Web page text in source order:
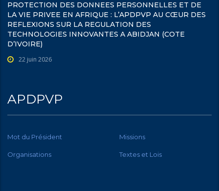
PROTECTION DES DONNEES PERSONNELLES ET DE
LA VIE PRIVEE EN AFRIQUE : L’APDPVP AU CŒUR DES
REFLEXIONS SUR LA REGULATION DES
TECHNOLOGIES INNOVANTES A ABIDJAN (COTE
D’IVOIRE)
22 juin 2026
APDPVP
Mot du Président Missions
Organisations Textes et Lois